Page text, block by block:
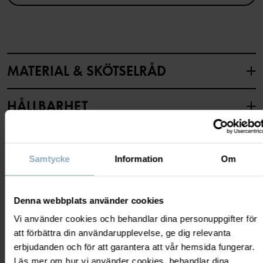
Samtycke Information Om
Denna webbplats använder cookies
Vi använder cookies och behandlar dina personuppgifter för
att förbättra din användarupplevelse, ge dig relevanta
erbjudanden och för att garantera att vår hemsida fungerar.
Artikelnummer:60603649
Läs mer
MATERIAL & SKÖTSELRÅD
Material
95% Cotton Organic
5% Elastane
Skötselråd
TVÄTT
40°C maskintvätt varm
HÅLLBARHET
LEVERANS & RETUR
Leverans & retur
Leverans
Vi erbjuder fri frakt över 699 kr och leveranstiden är 1–4 dagar. I
DU KANSKE OCKSÅ GILLAR